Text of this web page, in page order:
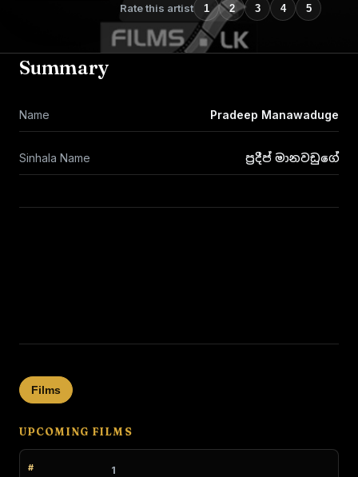
Rate this artist 1 2 3 4 5
Summary
Name Pradeep Manawaduge
Sinhala Name ප්‍රදීප් මානවඩුගේ
Films
UPCOMING FILMS
1